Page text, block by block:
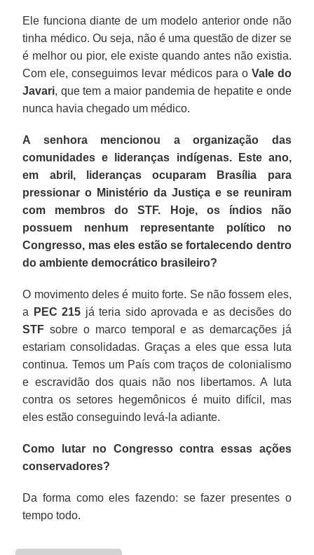
Ele funciona diante de um modelo anterior onde não
tinha médico. Ou seja, não é uma questão de dizer se
é melhor ou pior, ele existe quando antes não existia.
Com ele, conseguimos levar médicos para o Vale do
Javari, que tem a maior pandemia de hepatite e onde
nunca havia chegado um médico.
A senhora mencionou a organização das
comunidades e lideranças indígenas. Este ano,
em abril, lideranças ocuparam Brasília para
pressionar o Ministério da Justiça e se reuniram
com membros do STF. Hoje, os índios não
possuem nenhum representante político no
Congresso, mas eles estão se fortalecendo dentro
do ambiente democrático brasileiro?
O movimento deles é muito forte. Se não fossem eles,
a
PEC 215 já teria sido aprovada e as decisões do
STF sobre o marco temporal e as demarcações já
estariam consolidadas. Graças a eles que essa luta
continua. Temos um País com traços de colonialismo
e escravidão dos quais não nos libertamos. A luta
contra os setores hegemônicos é muito difícil, mas
eles estão conseguindo levá-la adiante.
Como lutar no Congresso contra essas ações
conservadores?
Da forma como eles fazendo: se fazer presentes o
tempo todo.